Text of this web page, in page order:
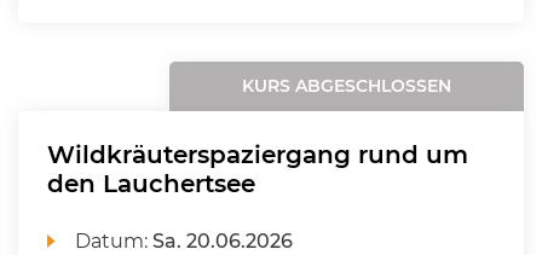
KURS ABGESCHLOSSEN
Wildkräuterspaziergang rund um
den Lauchertsee
Datum:Sa. 20.06.2026